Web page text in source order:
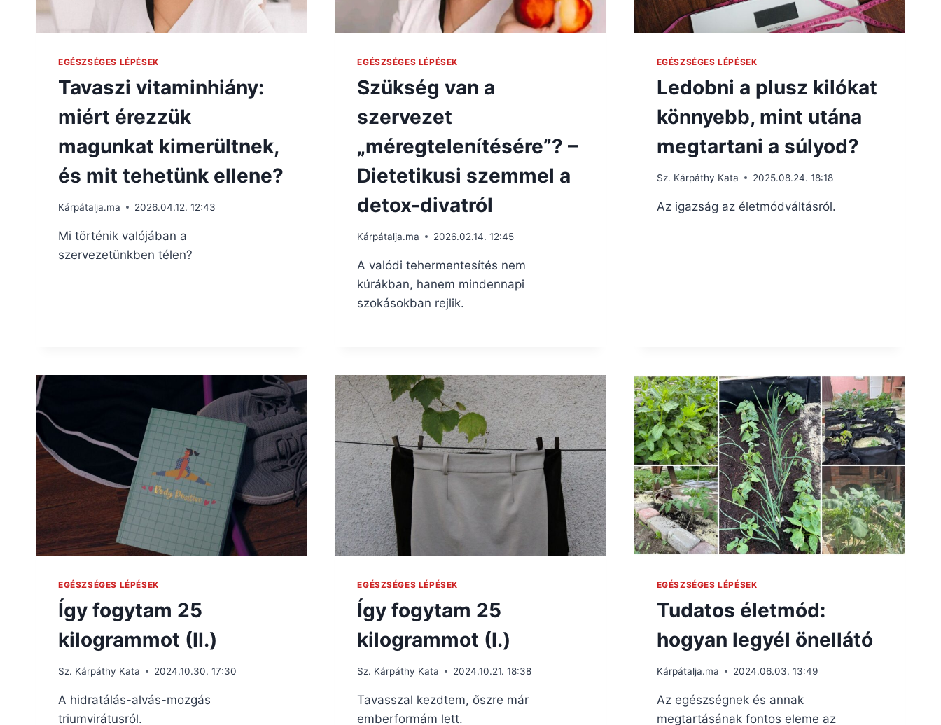
EGÉSZSÉGES LÉPÉSEK
Tavaszi vitaminhiány:
miért érezzük
magunkat kimerültnek,
és mit tehetünk ellene?
Kárpátalja.ma 2026.04.12. 12:43
Mi történik valójában a
szervezetünkben télen?
EGÉSZSÉGES LÉPÉSEK
Szükség van a
szervezet
„méregtelenítésére”? –
Dietetikusi szemmel a
detox-divatról
Kárpátalja.ma 2026.02.14. 12:45
A valódi tehermentesítés nem
kúrákban, hanem mindennapi
szokásokban rejlik.
EGÉSZSÉGES LÉPÉSEK
Ledobni a plusz kilókat
könnyebb, mint utána
megtartani a súlyod?
Sz. Kárpáthy Kata 2025.08.24. 18:18
Az igazság az életmódváltásról.
EGÉSZSÉGES LÉPÉSEK
Így fogytam 25
kilogrammot (II.)
Sz. Kárpáthy Kata 2024.10.30. 17:30
A hidratálás-alvás-mozgás
triumvirátusról.
EGÉSZSÉGES LÉPÉSEK
Így fogytam 25
kilogrammot (I.)
Sz. Kárpáthy Kata 2024.10.21. 18:38
Tavasszal kezdtem, őszre már
emberformám lett.
EGÉSZSÉGES LÉPÉSEK
Tudatos életmód:
hogyan legyél önellátó
Kárpátalja.ma 2024.06.03. 13:49
Az egészségnek és annak
megtartásának fontos eleme az